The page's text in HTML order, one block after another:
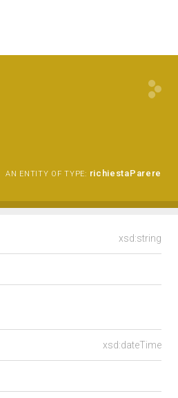
AN ENTITY OF TYPE: richiestaParere
xsd:string
xsd:dateTime